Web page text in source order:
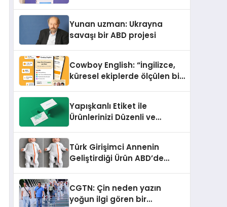
Yunan uzman: Ukrayna
savaşı bir ABD projesi
Cowboy English: “İngilizce,
küresel ekiplerde ölçülen bir
Yapışkanlı Etiket ile
Ürünlerinizi Düzenli ve
Türk Girişimci Annenin
Geliştirdiği Ürün ABD’de
Açısı Getiriyor.
CGTN: Çin neden yazın
yoğun ilgi gören bir